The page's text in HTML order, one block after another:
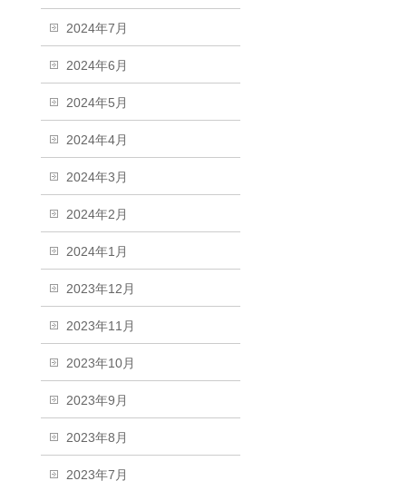
2024年7月
2024年6月
2024年5月
2024年4月
2024年3月
2024年2月
2024年1月
2023年12月
2023年11月
2023年10月
2023年9月
2023年8月
2023年7月